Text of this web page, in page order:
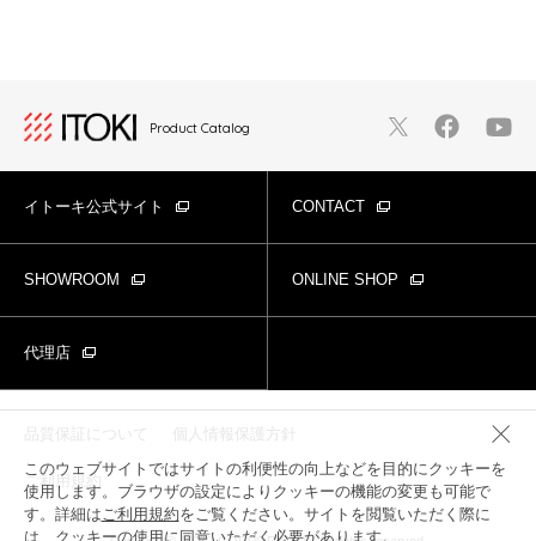
Product Catalog
イトーキ公式サイト CONTACT
SHOWROOM ONLINE SHOP
代理店
品質保証について 個人情報保護方針
ご利用規約
このウェブサイトではサイトの利便性の向上などを目的にクッキーを
使用します。ブラウザの設定によりクッキーの機能の変更も可能で
す。詳細は ご利用規約をご覧ください。サイトを閲覧いただく際に
は、クッキーの使用に同意いただく必要があります。